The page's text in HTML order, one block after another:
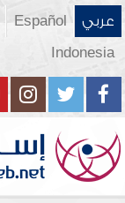
عربي Español
Indonesia